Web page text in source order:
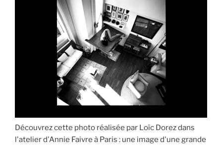
Découvrez cette photo réalisée par Loïc Dorez dans
l'atelier d'Annie Faivre à Paris : une image d'une grande